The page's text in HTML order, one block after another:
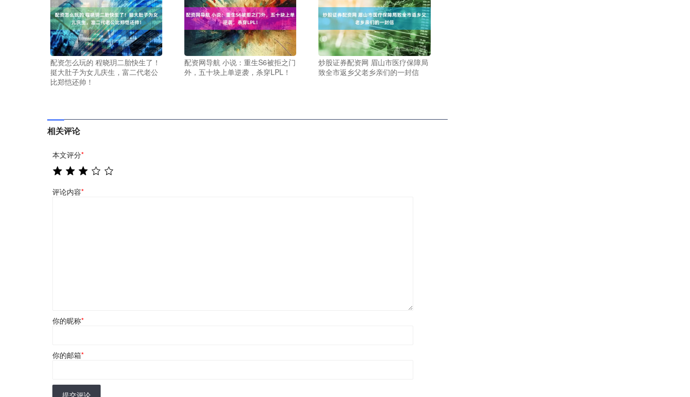
配资怎么玩的 程晓玥二胎快生了！
挺大肚子为女儿庆生，富二代老公
比郑恺还帅！
配资网导航 小说：重生S6被拒之门
外，五十块上单逆袭，杀穿LPL！
炒股证券配资网 眉山市医疗保障局
致全市返乡父老乡亲们的一封信
相关评论
本文评分*
评论内容*
你的昵称*
你的邮箱*
提交评论